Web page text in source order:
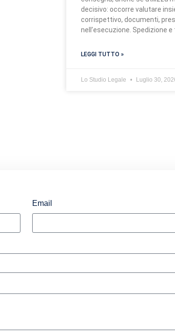
decisivo: occorre valutare
corrispettivo, documenti,
nell’esecuzione. Spedizione
LEGGI TUTTO »
Lo Studio Legale Luglio 30,
Email